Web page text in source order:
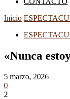
Inicio
«Nunca
5 marzo, 2026
0
2